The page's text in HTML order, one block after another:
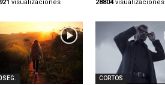
visualizaciones
28804visualizaciones
CORTOS